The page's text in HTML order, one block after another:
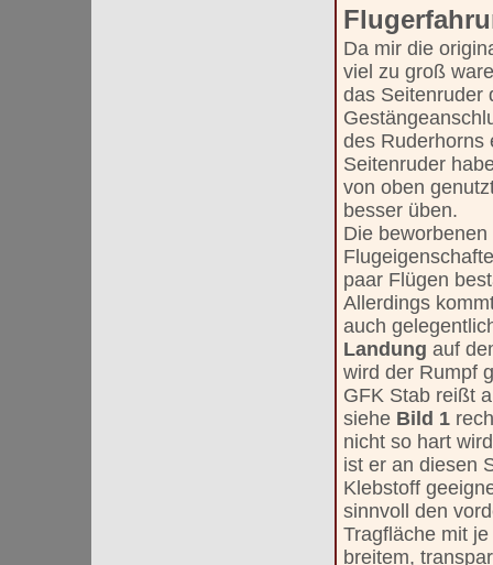
Da mir die
viel zu groß
das Seitenruder
des Ruderhorns
Seitenruder
von oben
besser üben.
Die
paar Flügen
Allerdings
auch
Landung auf
wird der Rumpf
GFK Stab reißt
siehe Bild 1
nicht so hart
ist er an diesen
Klebstoff
sinnvoll den
Tragfläche mit
breitem,